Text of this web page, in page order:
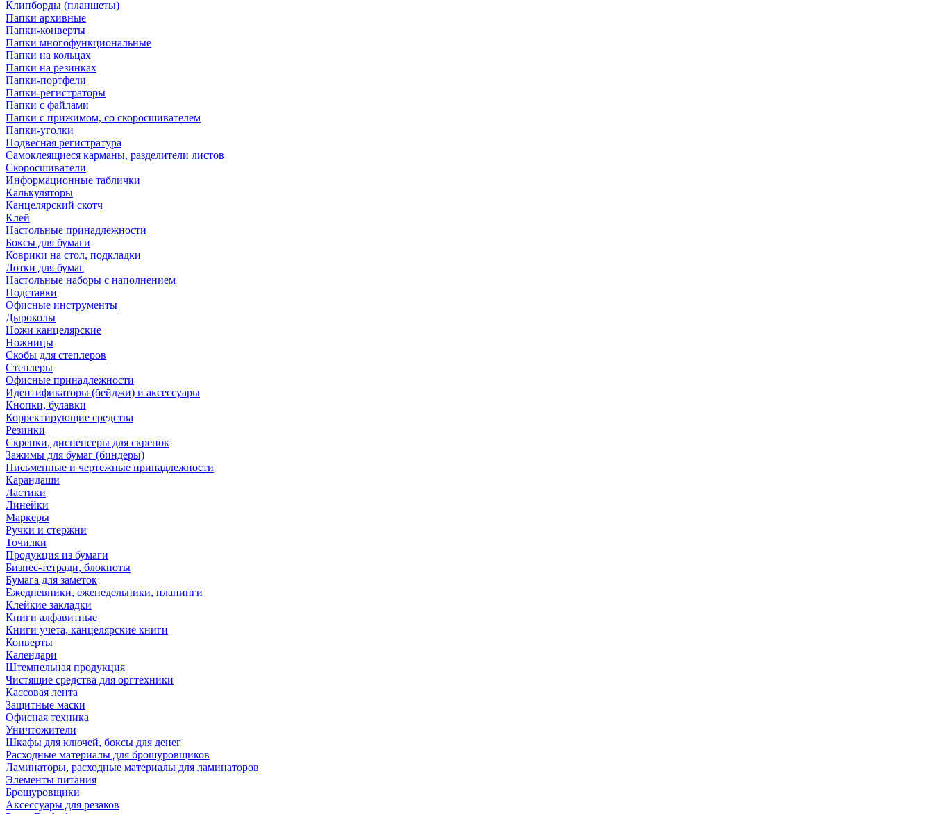
Клипборды (планшеты)
Папки архивные
Папки-конверты
Папки многофункциональные
Папки на кольцах
Папки на резинках
Папки-портфели
Папки-регистраторы
Папки с файлами
Папки с прижимом, со скоросшивателем
Папки-уголки
Подвесная регистратура
Самоклеящиеся карманы, разделители листов
Скоросшиватели
Информационные таблички
Калькуляторы
Канцелярский скотч
Клей
Настольные принадлежности
Боксы для бумаги
Коврики на стол, подкладки
Лотки для бумаг
Настольные наборы с наполнением
Подставки
Офисные инструменты
Дыроколы
Ножи канцелярские
Ножницы
Скобы для степлеров
Степлеры
Офисные принадлежности
Идентификаторы (бейджи) и аксессуары
Кнопки, булавки
Корректирующие средства
Резинки
Скрепки, диспенсеры для скрепок
Зажимы для бумаг (биндеры)
Письменные и чертежные принадлежности
Карандаши
Ластики
Линейки
Маркеры
Ручки и стержни
Точилки
Продукция из бумаги
Бизнес-тетради, блокноты
Бумага для заметок
Ежедневники, еженедельники, планинги
Клейкие закладки
Книги алфавитные
Книги учета, канцелярские книги
Конверты
Календари
Штемпельная продукция
Чистящие средства для оргтехники
Кассовая лента
Защитные маски
Офисная техника
Уничтожители
Шкафы для ключей, боксы для денег
Расходные материалы для брошуровщиков
Ламинаторы, расходные материалы для ламинаторов
Элементы питания
Брошуровщики
Аксессуары для резаков